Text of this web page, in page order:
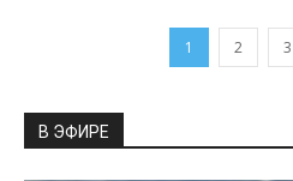
1 2 3
В ЭФИРЕ